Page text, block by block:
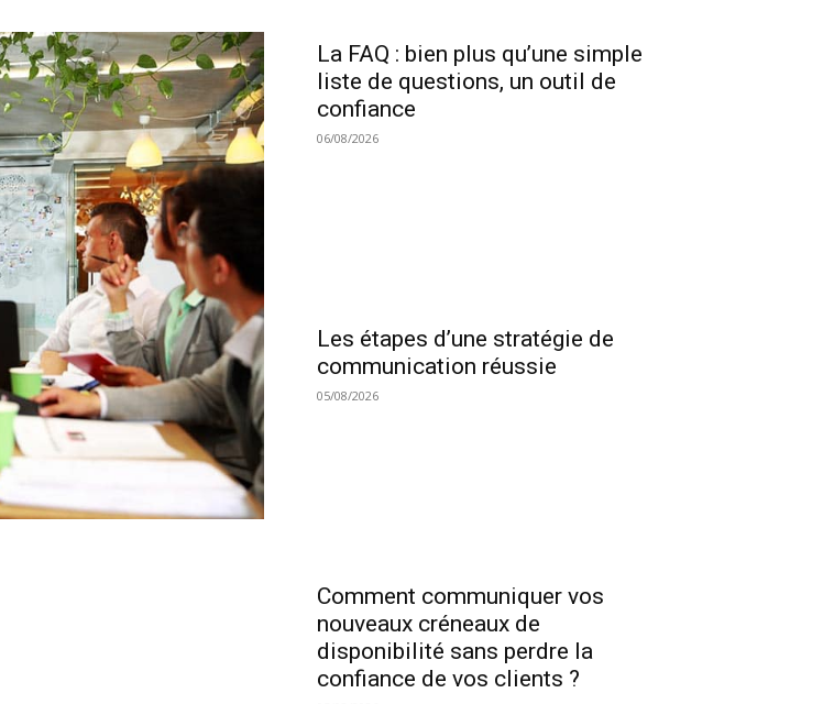
La FAQ : bien plus qu’une simple
liste de questions, un outil de
confiance
06/08/2026
Les étapes d’une stratégie de
communication réussie
05/08/2026
Comment communiquer vos
nouveaux créneaux de
disponibilité sans perdre la
confiance de vos clients ?